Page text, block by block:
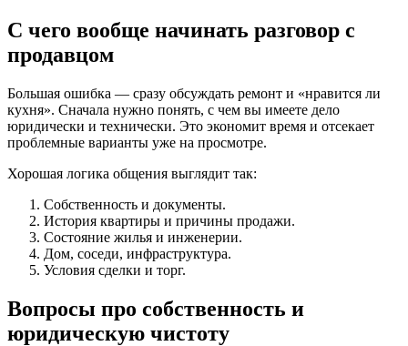
С чего вообще начинать разговор с
продавцом
Большая ошибка — сразу обсуждать ремонт и «нравится ли
кухня». Сначала нужно понять, с чем вы имеете дело
юридически и технически. Это экономит время и отсекает
проблемные варианты уже на просмотре.
Хорошая логика общения выглядит так:
Собственность и документы.
История квартиры и причины продажи.
Состояние жилья и инженерии.
Дом, соседи, инфраструктура.
Условия сделки и торг.
Вопросы про собственность и
юридическую чистоту